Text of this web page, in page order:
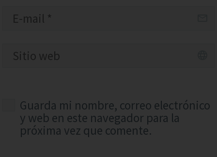
Guarda mi nombre, correo electrónico
y web en este navegador para la
próxima vez que comente.